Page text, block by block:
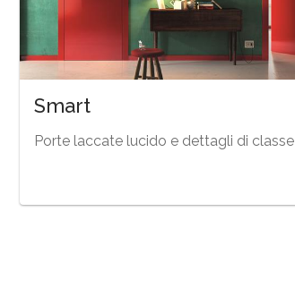
Smart
Porte laccate lucido e dettagli di classe